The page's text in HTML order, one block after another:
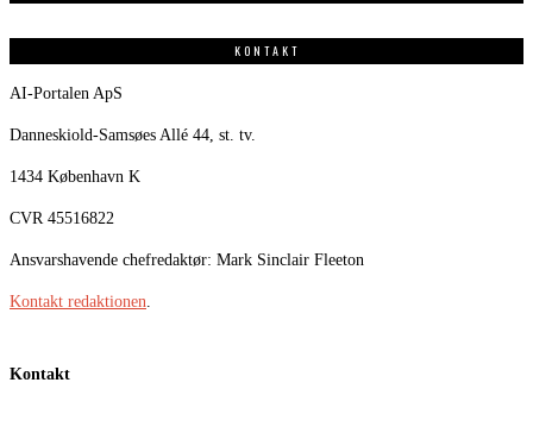
KONTAKT
AI-Portalen ApS
Danneskiold-Samsøes Allé 44, st. tv.
1434 København K
CVR 45516822
Ansvarshavende chefredaktør: Mark Sinclair Fleeton
Kontakt redaktionen
Kontakt